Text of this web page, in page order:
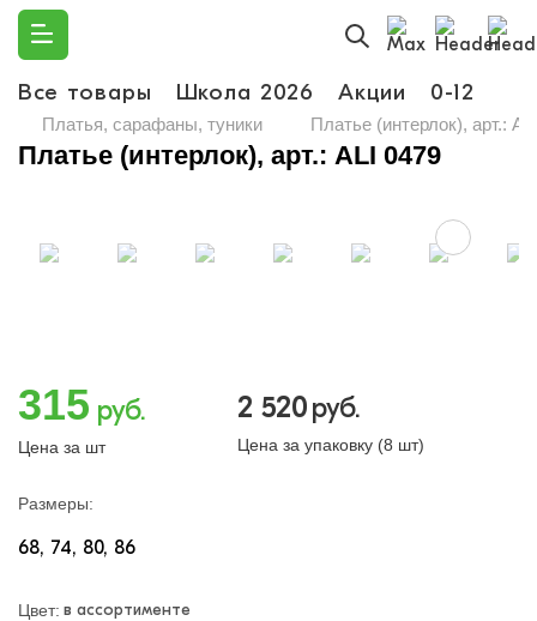
Все товары Школа 2026 Акции 0-12
Платья, сарафаны, туники Платье (интерлок), арт.:
Платье (интерлок), арт.: ALI 0479
315 руб.
Цена за шт
2 520руб.
Цена за упаковку (8 шт)
Размеры:
68 74 80 86
Цвет: в ассортименте